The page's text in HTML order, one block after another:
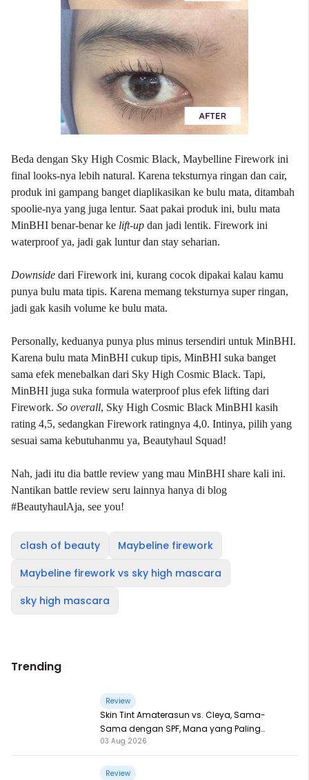
Beda dengan Sky High Cosmic Black, Maybelline Firework ini
final looks-nya lebih natural. Karena teksturnya ringan dan cair,
produk ini gampang banget diaplikasikan ke bulu mata, ditambah
spoolie-nya yang juga lentur. Saat pakai produk ini, bulu mata
MinBHI benar-benar ke lift-up dan jadi lentik. Firework ini
waterproof ya, jadi gak luntur dan stay seharian.
Downside dari Firework ini, kurang cocok dipakai kalau kamu
punya bulu mata tipis. Karena memang teksturnya super ringan,
jadi gak kasih volume ke bulu mata.
Personally, keduanya punya plus minus tersendiri untuk MinBHI.
Karena bulu mata MinBHI cukup tipis, MinBHI suka banget
sama efek menebalkan dari Sky High Cosmic Black. Tapi,
MinBHI juga suka formula waterproof plus efek lifting dari
Firework. So overall, Sky High Cosmic Black MinBHI kasih
rating 4,5, sedangkan Firework ratingnya 4,0. Intinya, pilih yang
sesuai sama kebutuhanmu ya, Beautyhaul Squad!
Nah, jadi itu dia battle review yang mau MinBHI share kali ini.
Nantikan battle review seru lainnya hanya di blog
#BeautyhaulAja, see you!
clash of beauty
Maybeline firework
Maybeline firework vs sky high mascara
sky high mascara
Trending
Review
Skin Tint Amaterasun vs. Cleya, Sama-
Sama dengan SPF, Mana yang Paling
Nampol?
03 Aug 2026
Review